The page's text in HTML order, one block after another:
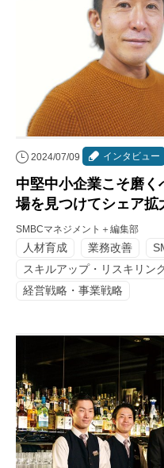
2024/07/09 インタビュー
中堅中小企業こそ磨
場を見つけてシェア拡
SMBCマネジメント＋編集部
人材育成 業務改善
スキルアップ・リスキリン
経営戦略・事業戦略